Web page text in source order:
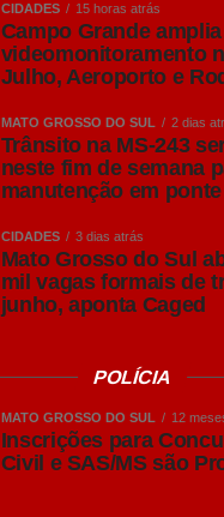
CIDADES 15 horas atrás
Campo Grande amplia
videomonitoramento
Julho, Aeroporto e
MATO GROSSO DO SUL 2 dias
Trânsito na MS-243
neste fim de semana
manutenção em ponte
CIDADES 3 dias atrás
Mato Grosso do Sul
mil vagas formais de
junho, aponta Caged
POLÍCIA
MATO GROSSO DO SUL 12
Inscrições para
Civil e SAS/MS são